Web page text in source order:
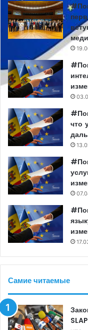
что
Самие читаемые